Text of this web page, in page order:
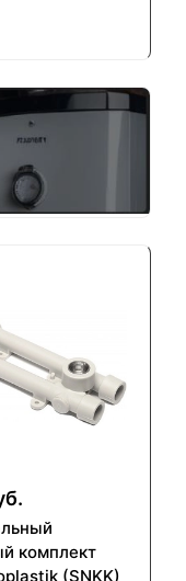
комплект
(SNKK)